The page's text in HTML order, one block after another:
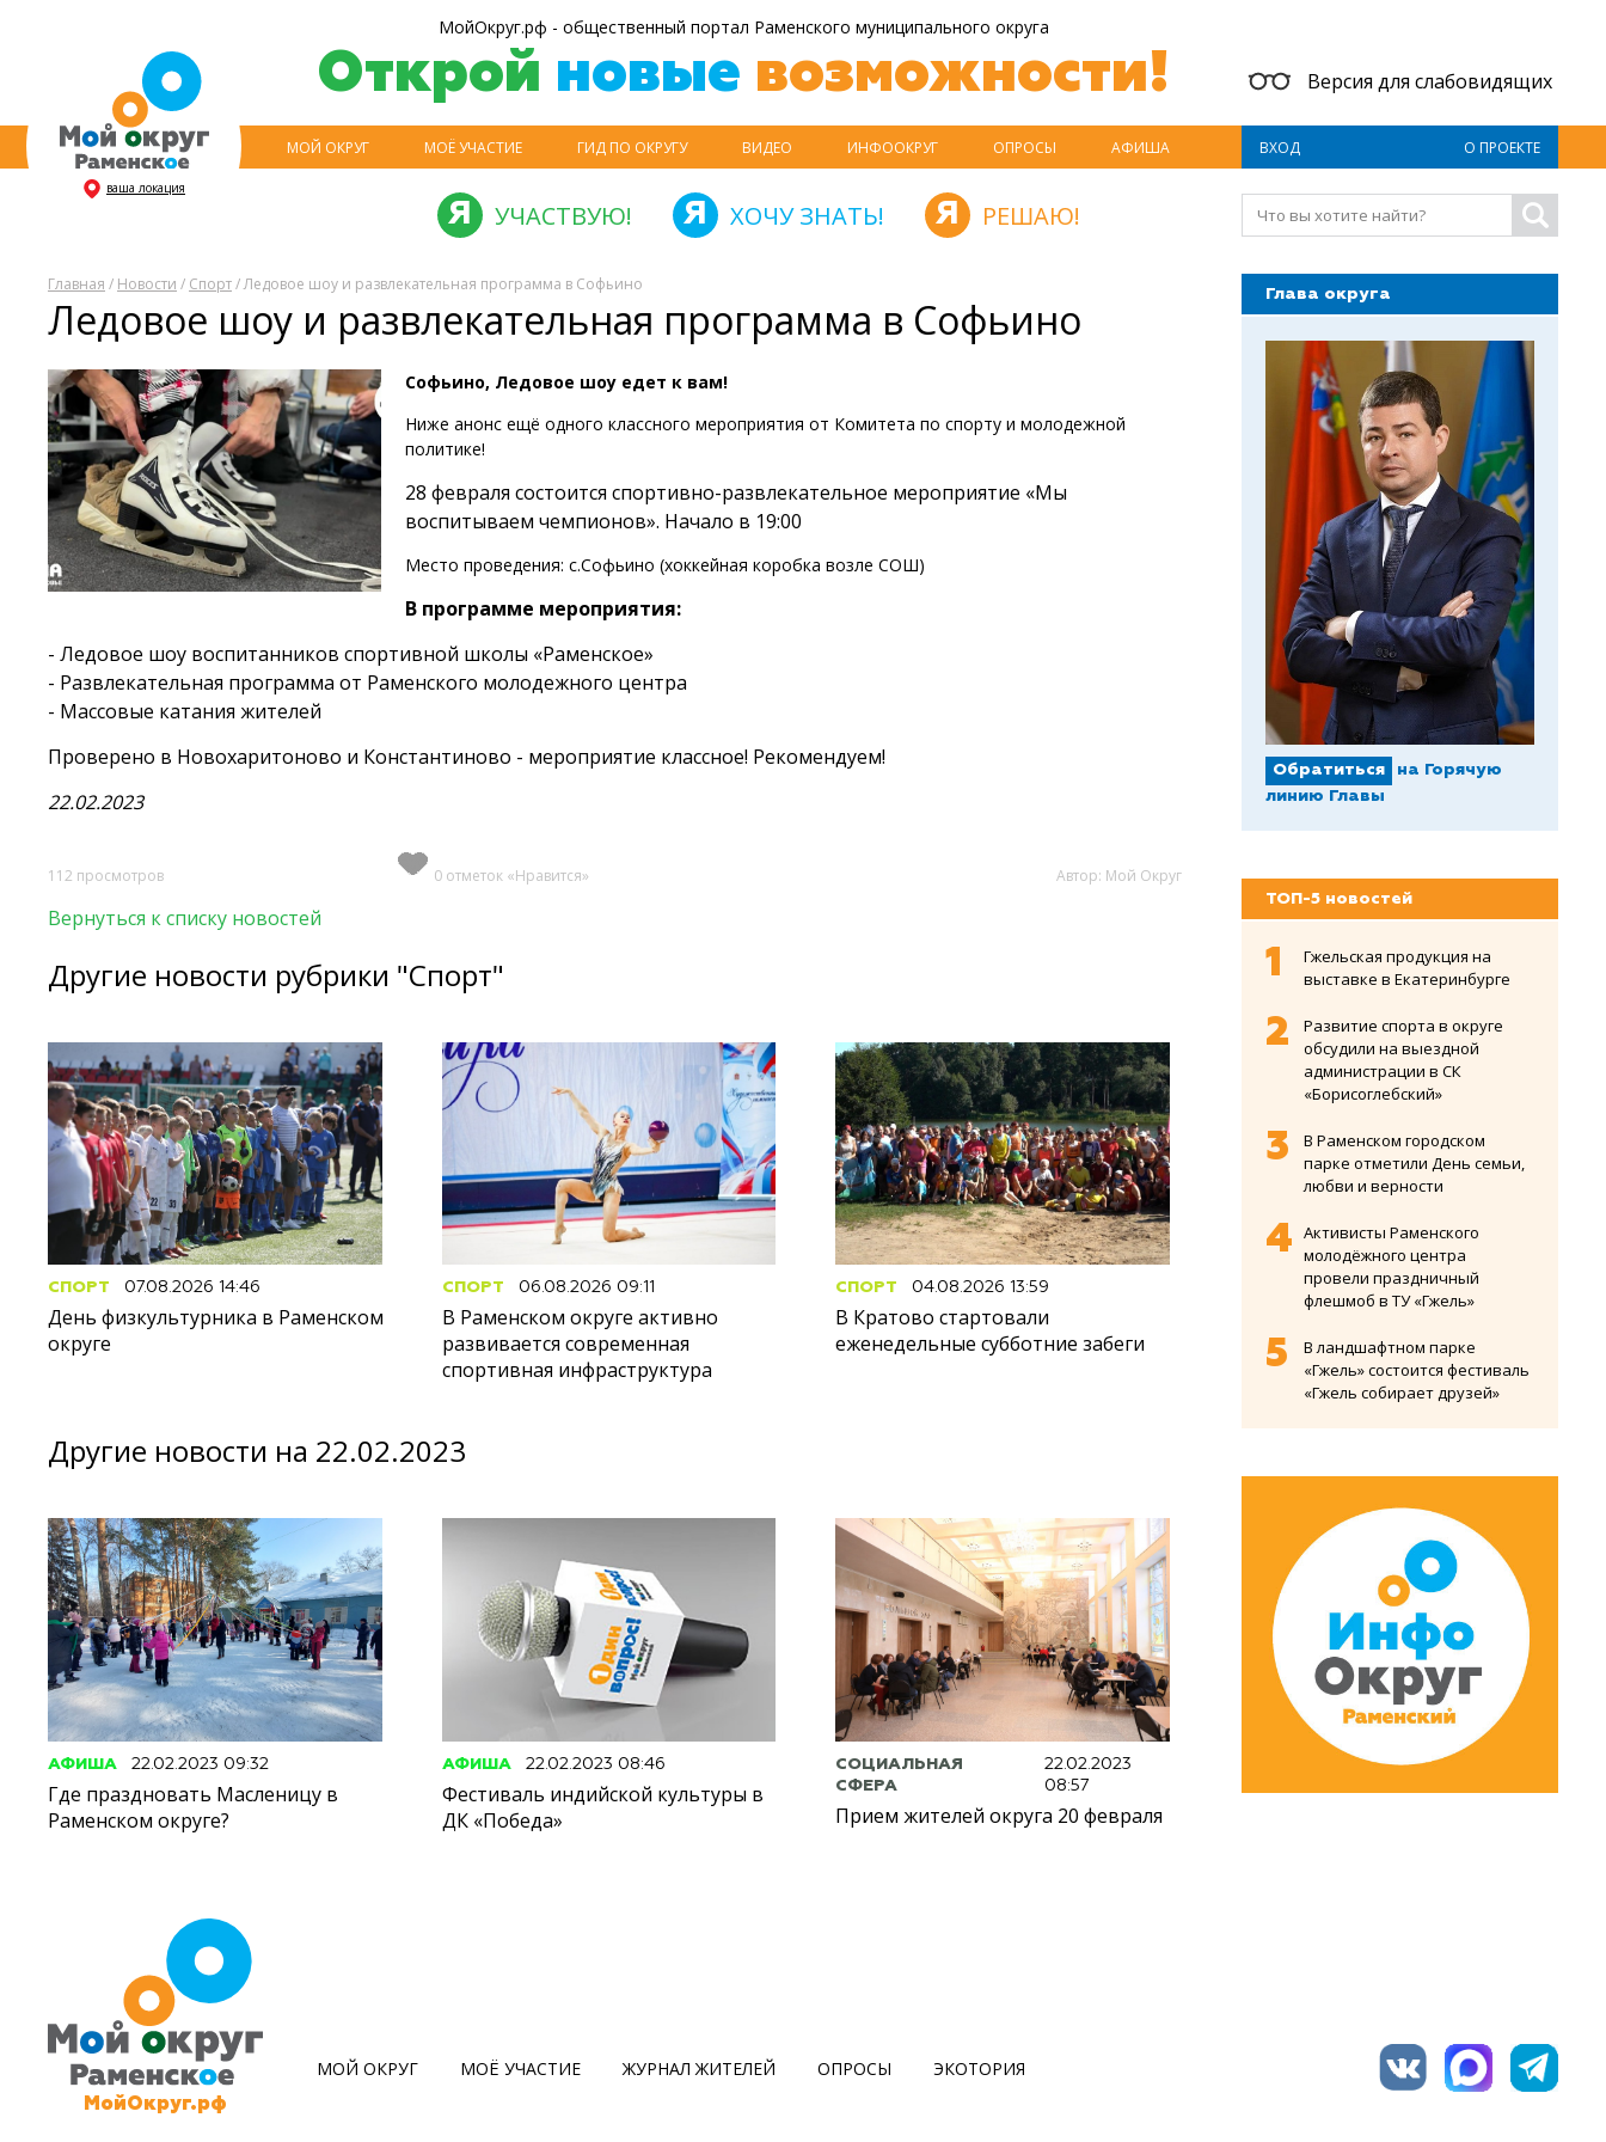
ваша локация
МойОкруг.рф - общественный портал Раменского муниципального округа
Открой новые возможности! Версия для слабовидящих
МОЙ ОКРУГ МОЁ УЧАСТИЕ ГИД ПО ОКРУГУ ВИДЕО ИНФООКРУГ ОПРОСЫ АФИША ВХОД О ПРОЕКТЕ
УЧАСТВУЮ! ХОЧУ ЗНАТЬ! РЕШАЮ!
Главная / Новости / Спорт/ Ледовое шоу и развлекательная программа в Софьино
Ледовое шоу и развлекательная программа в Софьино
Софьино, Ледовое шоу едет к вам!
Ниже анонс ещё одного классного мероприятия от Комитета по спорту и молодежной
политике!
28 февраля состоится спортивно-развлекательное мероприятие «Мы
воспитываем чемпионов». Начало в 19:00
Место проведения: с.Софьино (хоккейная коробка возле СОШ)
В программе мероприятия:
- Ледовое шоу воспитанников спортивной школы «Раменское»
- Развлекательная программа от Раменского молодежного центра
- Массовые катания жителей
Проверено в Новохаритоново и Константиново - мероприятие классное! Рекомендуем!
22.02.2023
112 просмотров 0 отметок «Нравится» Автор: Мой Округ
Вернуться к списку новостей
Другие новости рубрики "Спорт"
СПОРТ 07.08.2026 14:46
День физкультурника в Раменском
округе
СПОРТ 06.08.2026 09:11
В Раменском округе активно
развивается современная
спортивная инфраструктура
СПОРТ 04.08.2026 13:59
В Кратово стартовали
еженедельные субботние забеги
Другие новости на 22.02.2023
АФИША 22.02.2023 09:32
Где праздновать Масленицу в
Раменском округе?
АФИША 22.02.2023 08:46
Фестиваль индийской культуры в
ДК «Победа»
СОЦИАЛЬНАЯ
СФЕРА
22.02.2023
08:57
Прием жителей округа 20 февраля
Глава округа
Обратиться
на Горячую
линию Главы
ТОП-5 новостей
Гжельская продукция на
выставке в Екатеринбурге
Развитие спорта в округе
обсудили на выездной
администрации в СК
«Борисоглебский»
В Раменском городском
парке отметили День семьи,
любви и верности
Активисты Раменского
молодёжного центра
провели праздничный
флешмоб в ТУ «Гжель»
В ландшафтном парке
«Гжель» состоится фестиваль
«Гжель собирает друзей»
МойОкруг.рф
МОЙ ОКРУГ МОЁ УЧАСТИЕ ЖУРНАЛ ЖИТЕЛЕЙ ОПРОСЫ ЭКОТОРИЯ